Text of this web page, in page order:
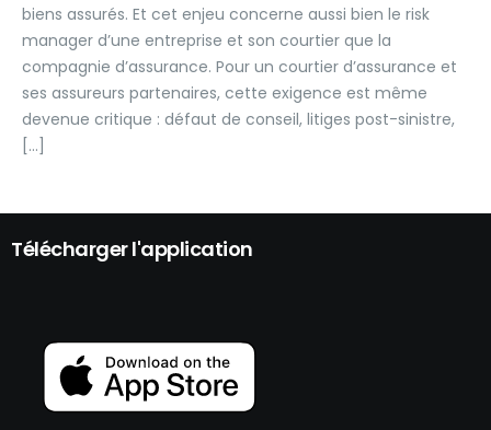
biens assurés. Et cet enjeu concerne aussi bien le risk
manager d’une entreprise et son courtier que la
compagnie d’assurance. Pour un courtier d’assurance et
ses assureurs partenaires, cette exigence est même
devenue critique : défaut de conseil, litiges post-sinistre,
[…]
Télécharger l'application